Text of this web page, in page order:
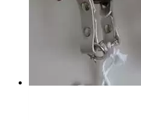
Farm Company
Grande Finale
Happy House(0)
Hey Puppies(0)
(0)
I Love My Dog(0)